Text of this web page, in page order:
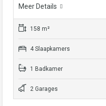
Meer Details
158 m²
4 Slaapkamers
1 Badkamer
2 Garages